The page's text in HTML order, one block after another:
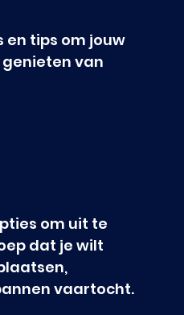
en tips om jouw
van
om uit te
dat je wilt
vaartocht.